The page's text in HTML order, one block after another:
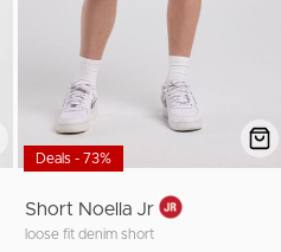
Deals - 73%
Short Noella Jr
loose fit denim short